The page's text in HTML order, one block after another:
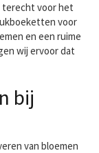
terecht voor het
voor
en een ruime
wij ervoor dat
bij
van bloemen